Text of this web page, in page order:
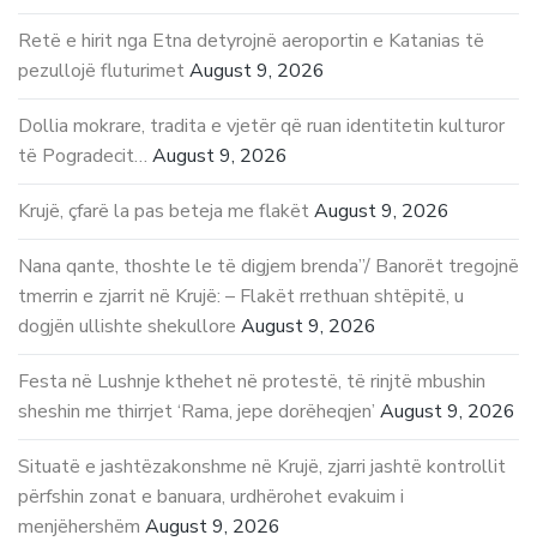
Retë e hirit nga Etna detyrojnë aeroportin e Katanias të
pezullojë fluturimetAugust 9, 2026
Dollia mokrare, tradita e vjetër që ruan identitetin kulturor
të Pogradecit… August 9, 2026
Krujë, çfarë la pas beteja me flakëtAugust 9, 2026
Nana qante, thoshte le të digjem brenda”/ Banorët tregojnë
tmerrin e zjarrit në Krujë: – Flakët rrethuan shtëpitë, u
dogjën ullishte shekullore August 9, 2026
Festa në Lushnje kthehet në protestë, të rinjtë mbushin
sheshin me thirrjet ‘Rama, jepe dorëheqjen’ August 9, 2026
Situatë e jashtëzakonshme në Krujë, zjarri jashtë kontrollit
përfshin zonat e banuara, urdhërohet evakuim i
menjëhershëm August 9, 2026